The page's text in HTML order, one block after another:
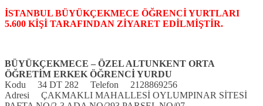
İSTANBUL BÜYÜKÇEKMECE ÖĞRENCİ YURTLARI
5.600 KİŞİ TARAFINDAN ZİYARET EDİLMİŞTİR.
BÜYÜKÇEKMECE – ÖZEL ALTUNKENT ORTA
ÖĞRETİM ERKEK ÖĞRENCİ YURDU
Kodu 34 DT 282 Telefon 2128869256
Adresi ÇAKMAKLI MAHALLESİ OYLUMPINAR SİTESİ